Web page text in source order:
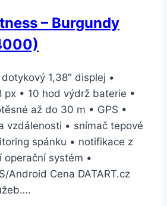
– Burgundy
1,38″ displej •
px • 10 hod výdrž baterie •
až do 30 m • GPS •
vzdálenosti • snímač tepové
spánku • notifikace z
systém •
Android Cena DATART.cz